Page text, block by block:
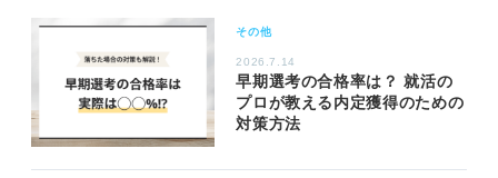
その他
2026.7.14
早期選考の合格率は？ 就活の
プロが教える内定獲得のための
対策方法